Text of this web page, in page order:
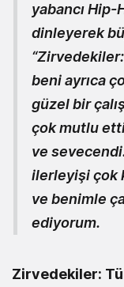
yabancı
dinleyerek
beni ayrıca
güzel bir
çok mutlu
ve
ilerleyişi çok
ve benimle
ediyorum.
Zirvedekiler: